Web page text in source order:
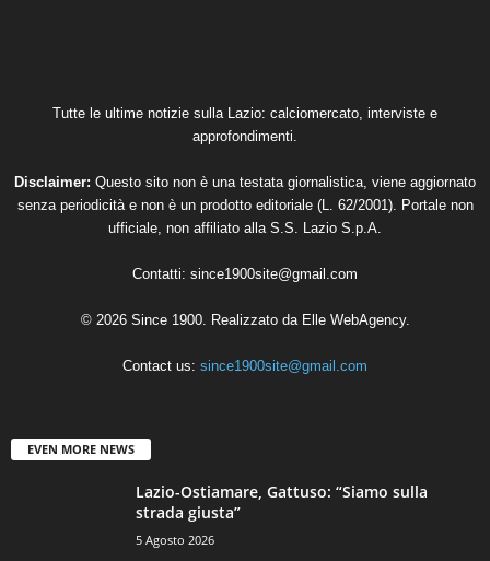
Tutte le ultime notizie sulla Lazio: calciomercato, interviste e
approfondimenti.
Disclaimer: Questo sito non è una testata giornalistica, viene aggiornato
senza periodicità e non è un prodotto editoriale (L. 62/2001). Portale non
ufficiale, non affiliato alla S.S. Lazio S.p.A.
Contatti: since1900site@gmail.com
© 2026 Since 1900. Realizzato da Elle WebAgency.
Contact us: since1900site@gmail.com
EVEN MORE NEWS
Lazio-Ostiamare, Gattuso: “Siamo sulla
strada giusta”
5 Agosto 2026